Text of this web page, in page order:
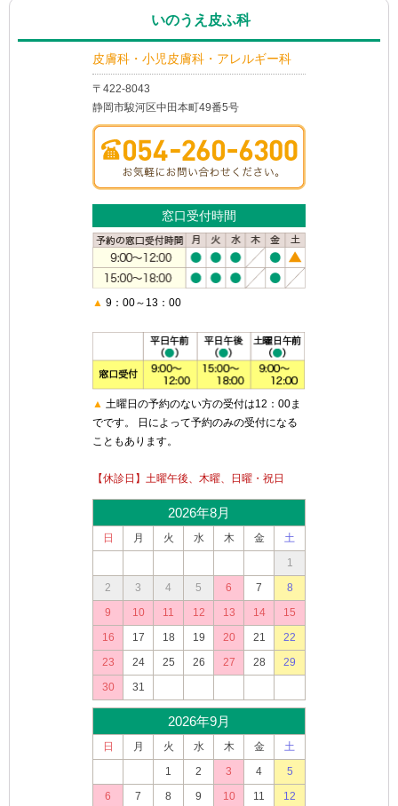
いのうえ皮ふ科
皮膚科・小児皮膚科・アレルギー科
〒422-8043
静岡市駿河区中田本町49番5号
窓口受付時間
▲ 9：00～13：00
▲ 土曜日の予約のない方の受付は12：00ま
でです。 日によって予約のみの受付になる
こともあります。
【休診日】土曜午後、木曜、日曜・祝日
2026年8月
日 月 火 水 木 金
土
1
2
3 4 5 6 7
8
9
10 11 12 13 14
15
16
17 18 19 20 21
22
23
24 25 26 27 28
29
30
31
2026年9月
日 月 火 水 木 金
土
1
2 3 4
5
6
7 8 9 10 11
12